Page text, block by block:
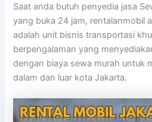
Saat anda butuh penyedia jasa
yang buka 24 jam, rentalanmobil
adalah unit bisnis transportasi
berpengalaman yang
dengan biaya sewa murah untuk
dalam dan luar kota Jakarta.